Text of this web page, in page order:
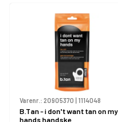
Varenr.: 20905370 1114048
B.Tan - i don't want tan on my
hands handske